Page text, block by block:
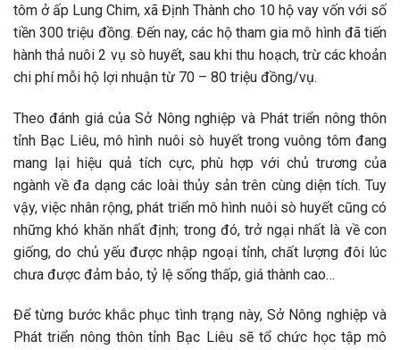
tôm ở ấp Lung Chim, xã Định Thành cho 10 hộ vay vốn với số
tiền 300 triệu đồng. Đến nay, các hộ tham gia mô hình đã tiến
hành thả nuôi 2 vụ sò huyết, sau khi thu hoạch, trừ các khoản
chi phí mỗi hộ lợi nhuận từ 70 – 80 triệu đồng/vụ.
Theo đánh giá của Sở Nông nghiệp và Phát triển nông thôn
tỉnh Bạc Liêu, mô hình nuôi sò huyết trong vuông tôm đang
mang lại hiệu quả tích cực, phù hợp với chủ trương của
ngành về đa dạng các loài thủy sản trên cùng diện tích. Tuy
vậy, việc nhân rộng, phát triển mô hình nuôi sò huyết cũng có
những khó khăn nhất định; trong đó, trở ngại nhất là về con
giống, do chủ yếu được nhập ngoại tỉnh, chất lượng đôi lúc
chưa được đảm bảo, tỷ lệ sống thấp, giá thành cao…
Để từng bước khắc phục tình trạng này, Sở Nông nghiệp và
Phát triển nông thôn tỉnh Bạc Liêu sẽ tổ chức học tập mô